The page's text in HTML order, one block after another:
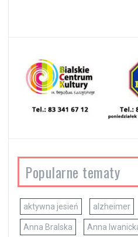
Popularne tematy
aktywna jesień alzheimer
Anna Bralska Anna